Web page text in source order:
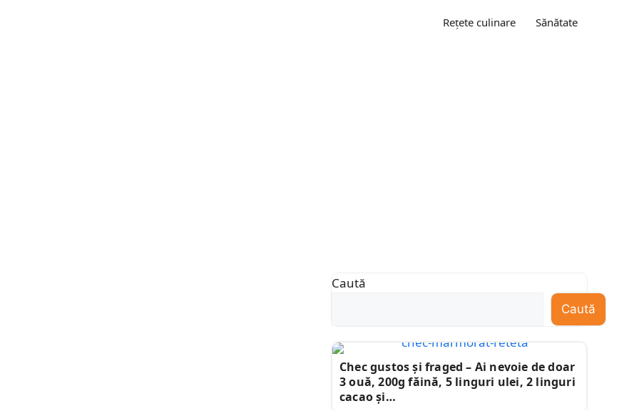
Rețete culinare Sănătate
Caută
Caută
Chec gustos și fraged – Ai nevoie de doar
3 ouă, 200g făină, 5 linguri ulei, 2 linguri
cacao și…